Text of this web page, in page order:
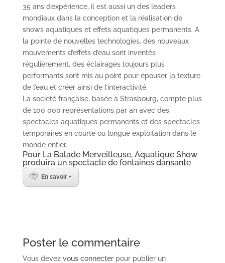
35 ans d’expérience, il est aussi un des leaders
mondiaux dans la conception et la réalisation de
shows aquatiques et effets aquatiques permanents. A
la pointe de nouvelles technologies, des nouveaux
mouvements d’effets d’eau sont inventés
régulièrement, des éclairages toujours plus
performants sont mis au point pour épouser la texture
de l’eau et créer ainsi de l’interactivité.
La société française, basée à Strasbourg, compte plus
de 100 000 représentations par an avec des
spectacles aquatiques permanents et des spectacles
temporaires en courte ou longue exploitation dans le
monde entier.
Pour La Balade Merveilleuse, Aquatique Show
produira un spectacle de fontaines dansante
En savoir +
Poster le commentaire
Vous devez vous connecterpour publier un